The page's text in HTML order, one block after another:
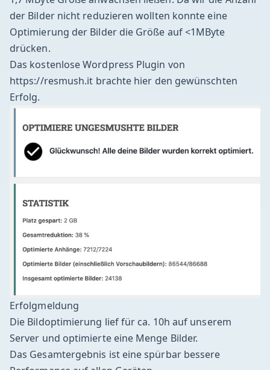
der Bilder nicht reduzieren wollten konnte eine
Optimierung der Bilder die Größe auf <1MByte
drücken.
Das kostenlose Wordpress Plugin von
https://resmush.it brachte hier den gewünschten
Erfolg.
Erfolgmeldung
Die Bildoptimierung lief für ca. 10h auf unserem
Server und optimierte eine Menge Bilder.
Das Gesamtergebnis ist eine spürbar bessere